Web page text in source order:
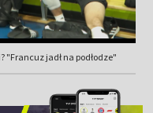
jadł na podłodze"